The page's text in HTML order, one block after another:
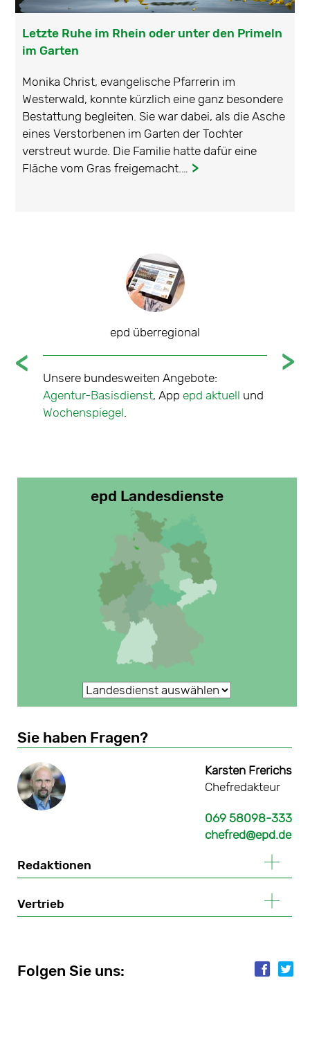
Letzte Ruhe im Rhein oder unter den Primeln
im Garten
Monika Christ, evangelische Pfarrerin im
Westerwald, konnte kürzlich eine ganz besondere
Bestattung begleiten. Sie war dabei, als die Asche
eines Verstorbenen im Garten der Tochter
verstreut wurde. Die Familie hatte dafür eine
Fläche vom Gras freigemacht.… ...
epd überregional
Unsere bundesweiten Angebote:
Agentur-Basisdienst, App epd aktuell und
Wochenspiegel.
epd Landesdienste
Sie haben Fragen?
Karsten Frerichs
Chefredakteur
069 58098-333
chefred@epd.de
Redaktionen
Vertrieb
Folgen Sie uns:
Folgen Sie uns: